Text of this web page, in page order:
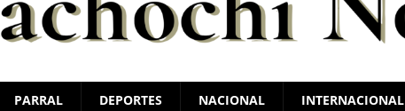
PARRAL DEPORTES NACIONAL INTERNACIONAL